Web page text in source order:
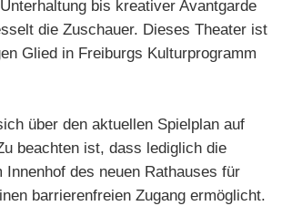
bis kreativer Avantgarde
die Zuschauer. Dieses Theater ist
Glied in Freiburgs Kulturprogramm
über den aktuellen Spielplan auf
beachten ist, dass lediglich die
Innenhof des neuen Rathauses für
barrierenfreien Zugang ermöglicht.